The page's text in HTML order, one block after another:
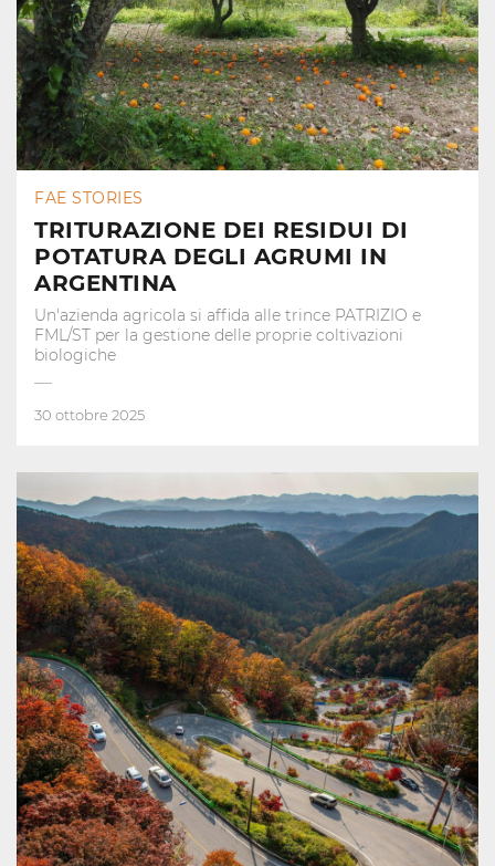
FAE STORIES
TRITURAZIONE DEI RESIDUI DI
POTATURA DEGLI AGRUMI IN
ARGENTINA
Un'azienda agricola si affida alle trince PATRIZIO e
FML/ST per la gestione delle proprie coltivazioni
biologiche
30 ottobre 2025